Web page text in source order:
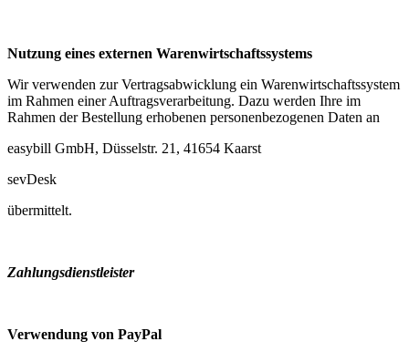
Nutzung eines externen Warenwirtschaftssystems
Wir verwenden zur Vertragsabwicklung ein Warenwirtschaftssystem
im Rahmen einer Auftragsverarbeitung. Dazu werden Ihre im
Rahmen der Bestellung erhobenen personenbezogenen Daten an
easybill GmbH, Düsselstr. 21, 41654 Kaarst
sevDesk
übermittelt.
Zahlungsdienstleister
Verwendung von PayPal